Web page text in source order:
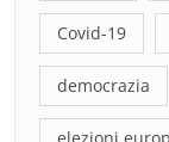
Covid-19
democrazia
elezioni